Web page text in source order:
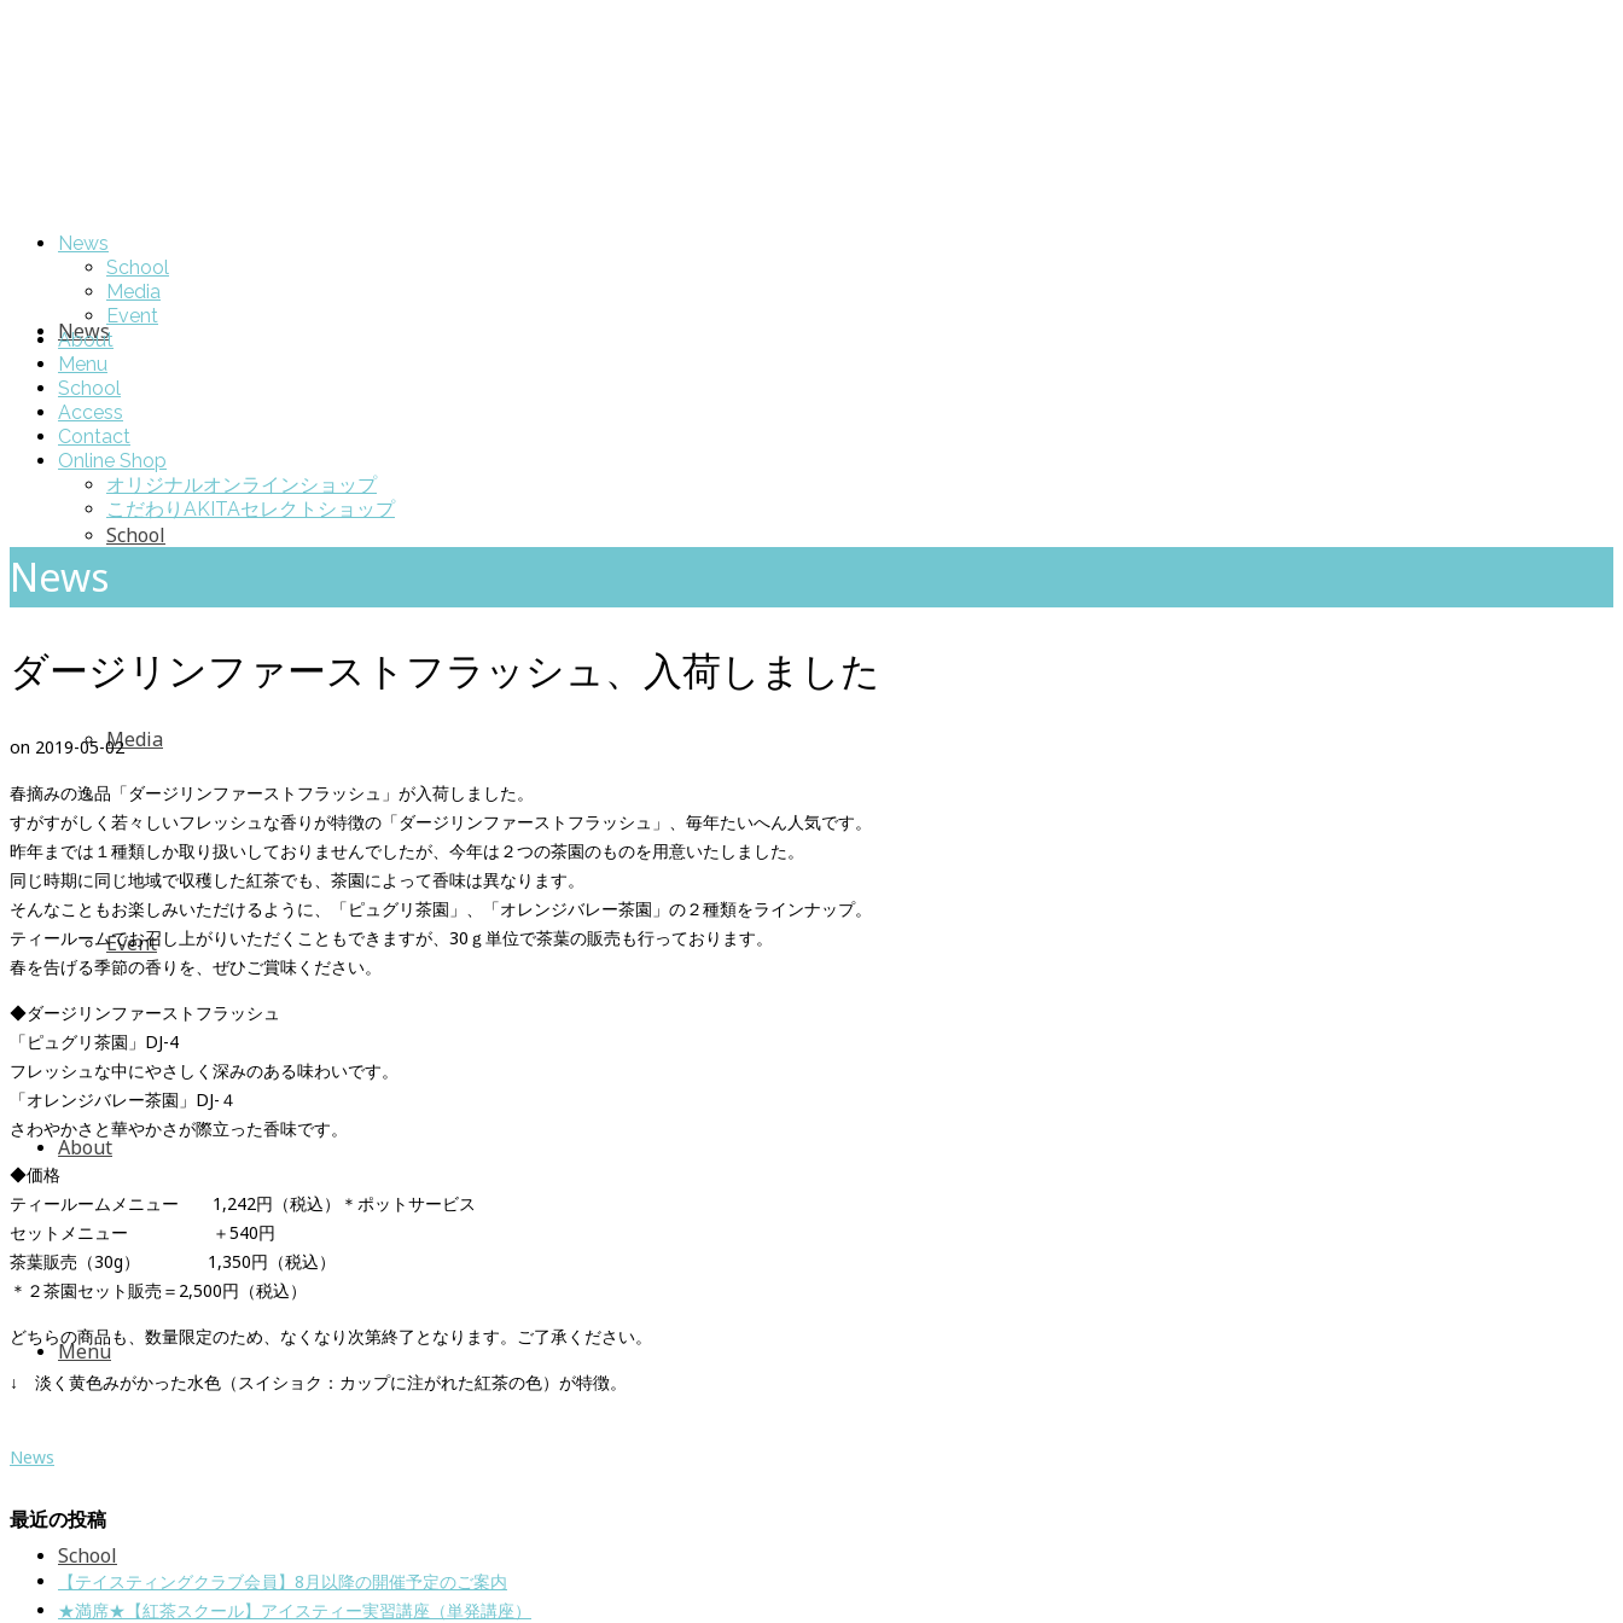
News
School
Media
Event
About
Menu
School
News
School
Media
Event
About
Menu
School
Access
Contact
Online Shop
オリジナルオンラインショップ
こだわりAKITAセレクトショップ
News
ダージリンファーストフラッシュ、入荷しました
on 2019-05-02
春摘みの逸品「ダージリンファーストフラッシュ」が入荷しました。
すがすがしく若々しいフレッシュな香りが特徴の「ダージリンファーストフラッシュ」、毎年たいへん人気です。
昨年までは１種類しか取り扱いしておりませんでしたが、今年は２つの茶園のものを用意いたしました。
同じ時期に同じ地域で収穫した紅茶でも、茶園によって香味は異なります。
そんなこともお楽しみいただけるように、「ピュグリ茶園」、「オレンジバレー茶園」の２種類をラインナップ。
ティールームでお召し上がりいただくこともできますが、30ｇ単位で茶葉の販売も行っております。
春を告げる季節の香りを、ぜひご賞味ください。
◆ダージリンファーストフラッシュ
「ピュグリ茶園」DJ-4
フレッシュな中にやさしく深みのある味わいです。
「オレンジバレー茶園」DJ-４
さわやかさと華やかさが際立った香味です。
◆価格
ティールームメニュー 1,242円（税込）＊ポットサービス
セットメニュー ＋540円
茶葉販売（30g） 1,350円（税込）
＊２茶園セット販売＝2,500円（税込）
どちらの商品も、数量限定のため、なくなり次第終了となります。ご了承ください。
↓ 淡く黄色みがかった水色（スイショク：カップに注がれた紅茶の色）が特徴。
News
最近の投稿
【テイスティングクラブ会員】8月以降の開催予定のご案内
★満席★【紅茶スクール】アイスティー実習講座（単発講座）